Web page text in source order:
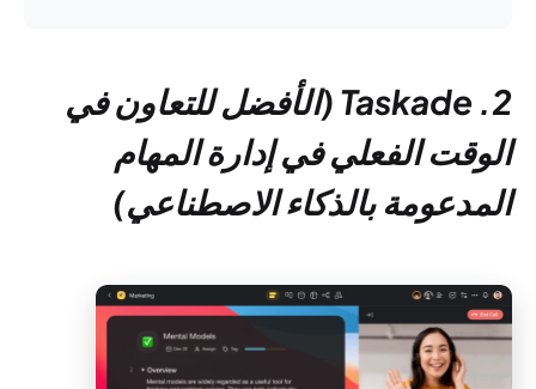
2. Taskade (الأفضل للتعاون في
الوقت الفعلي في إدارة المهام
المدعومة بالذكاء الاصطناعي)